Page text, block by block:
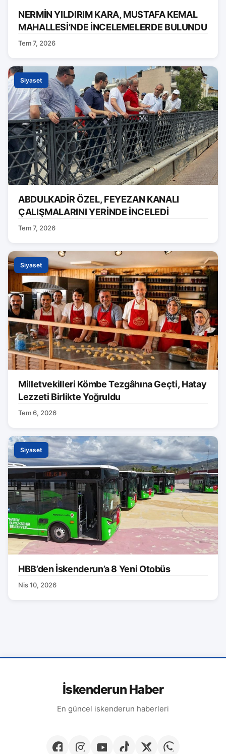
NERMİN YILDIRIM KARA, MUSTAFA KEMAL
MAHALLESİ’NDE İNCELEMELERDE BULUNDU
Tem 7, 2026
Siyaset
ABDULKADİR ÖZEL, FEYEZAN KANALI
ÇALIŞMALARINI YERİNDE İNCELEDİ
Tem 7, 2026
Siyaset
Milletvekilleri Kömbe Tezgâhına Geçti, Hatay
Lezzeti Birlikte Yoğruldu
Tem 6, 2026
Siyaset
HBB’den İskenderun’a 8 Yeni Otobüs
Nis 10, 2026
İskenderun Haber
En güncel iskenderun haberleri